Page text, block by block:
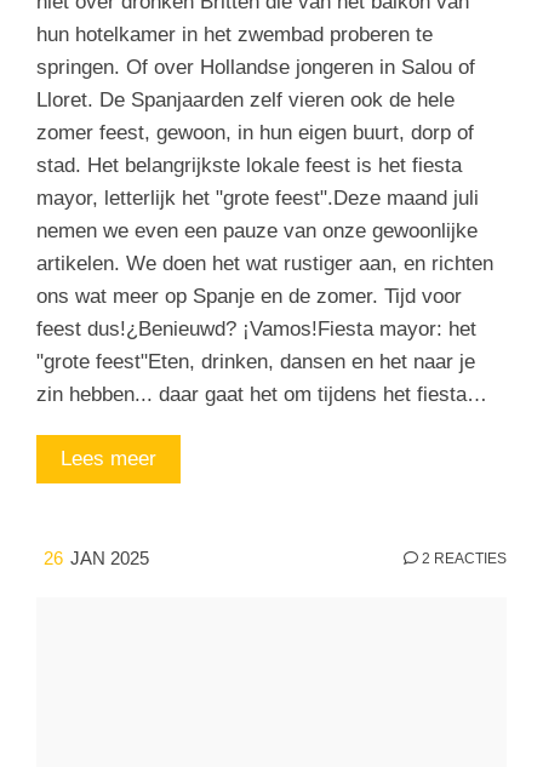
hun hotelkamer in het zwembad proberen te
springen. Of over Hollandse jongeren in Salou of
Lloret. De Spanjaarden zelf vieren ook de hele
zomer feest, gewoon, in hun eigen buurt, dorp of
stad. Het belangrijkste lokale feest is het fiesta
mayor, letterlijk het "grote feest".Deze maand juli
nemen we even een pauze van onze gewoonlijke
artikelen. We doen het wat rustiger aan, en richten
ons wat meer op Spanje en de zomer. Tijd voor
feest dus!¿Benieuwd? ¡Vamos!Fiesta mayor: het
"grote feest"Eten, drinken, dansen en het naar je
zin hebben... daar gaat het om tijdens het fiesta…
Lees meer
26 JAN 2025 2 REACTIES